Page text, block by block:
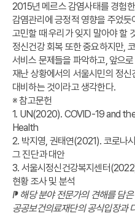
2015년 메르스 감염사태를 경험
감염관리에 긍정적 영향을 주었
고민할 때 우리가 잊지 말아야 할
정신건강 회복 또한 중요하지만,
서비스 문제들을 파악하고, 앞으
재난 상황에서의 서울시민의 정
대비하는 것이라고 생각한다.
※ 참고문헌
1. UN(2020). COVID-19 and
Health
2. 박지영, 권태연(2021). 코로나
그 진단과 대안
3. 서울시정신건강복지센터
현황 조사 및 분석
⁋ 해당 분야 전문가의 견해를 담
공공보건의료재단의 공식입장과